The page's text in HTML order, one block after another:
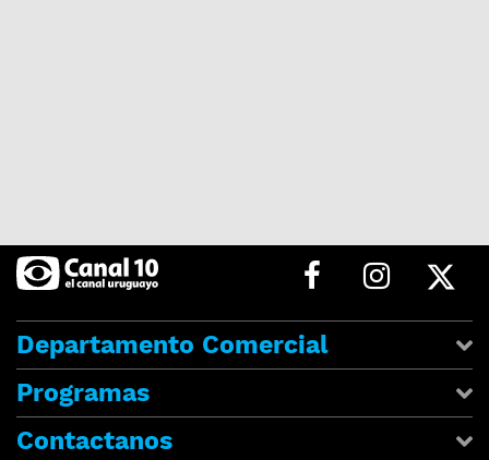
Departamento Comercial
Programas
Contactanos